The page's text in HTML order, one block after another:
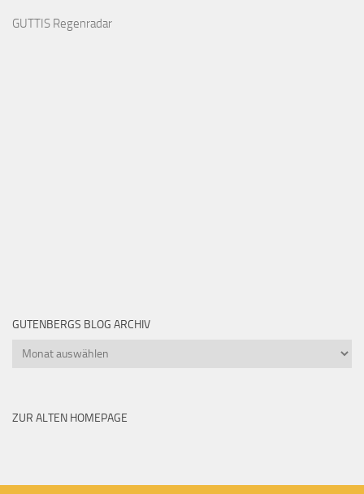
GUTTIS Regenradar
GUTENBERGS BLOG ARCHIV
Gutenbergs
ZUR ALTEN HOMEPAGE